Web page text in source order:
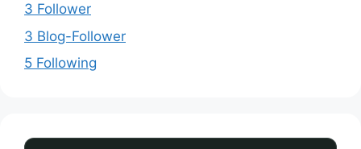
3 Follower
3 Blog-Follower
5 Following